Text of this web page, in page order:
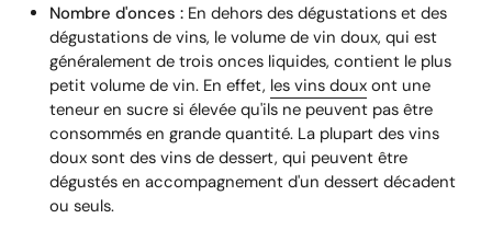
Nombre d'onces :En dehors des dégustations et des
dégustations de vins, le volume de vin doux, qui est
généralement de trois onces liquides, contient le plus
petit volume de vin. En effet, les vins douxont une
teneur en sucre si élevée qu'ils ne peuvent pas être
consommés en grande quantité. La plupart des vins
doux sont des vins de dessert, qui peuvent être
dégustés en accompagnement d'un dessert décadent
ou seuls.